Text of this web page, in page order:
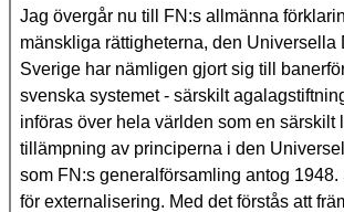
Jag övergår nu till FN:s allmänna
mänskliga rättigheterna, den Universella
Sverige har nämligen gjort sig till
svenska systemet - särskilt
införas över hela världen som en särskilt
tillämpning av principerna i den
som FN:s generalförsamling antog
för externalisering. Med det förstås att